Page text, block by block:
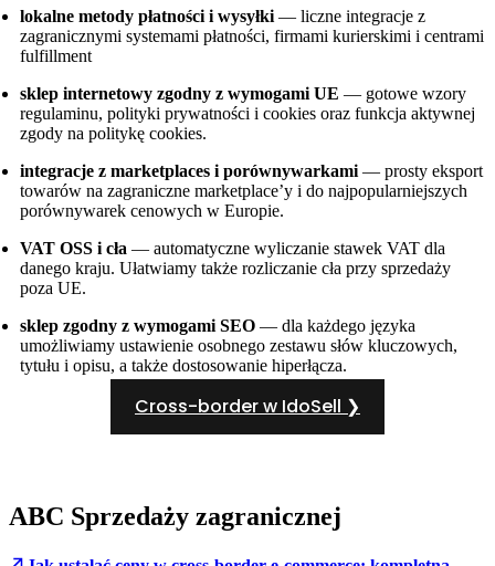
lokalne metody płatności i wysyłki — liczne integracje z
zagranicznymi systemami płatności, firmami kurierskimi i centrami
fulfillment
sklep internetowy zgodny z wymogami UE — gotowe wzory
regulaminu, polityki prywatności i cookies oraz funkcja aktywnej
zgody na politykę cookies.
integracje z marketplaces i porównywarkami — prosty eksport
towarów na zagraniczne marketplace’y i do najpopularniejszych
porównywarek cenowych w Europie.
VAT OSS i cła — automatyczne wyliczanie stawek VAT dla
danego kraju. Ułatwiamy także rozliczanie cła przy sprzedaży
poza UE.
sklep zgodny z wymogami SEO — dla każdego języka
umożliwiamy ustawienie osobnego zestawu słów kluczowych,
tytułu i opisu, a także dostosowanie hiperłącza.
Cross-border w IdoSell ❯
ABC Sprzedaży zagranicznej